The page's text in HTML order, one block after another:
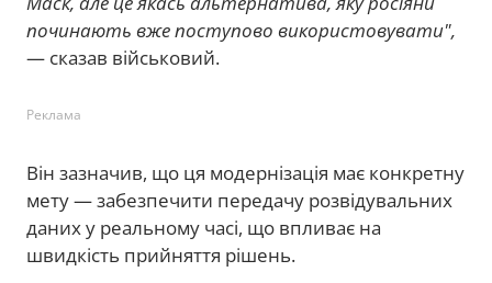
починають вже поступово використовувати",
— сказав військовий.
Реклама
Він зазначив, що ця модернізація має конкретну
мету — забезпечити передачу розвідувальних
даних у реальному часі, що впливає на
швидкість прийняття рішень.